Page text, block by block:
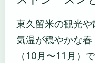
東久留米の観光や
気温が穏やかな
（10月〜11月）で